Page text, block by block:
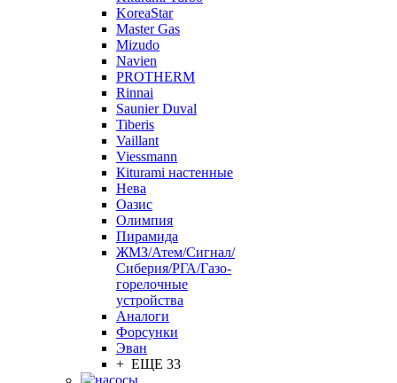
KoreaStar
Master Gas
Mizudo
Navien
PROTHERM
Rinnai
Saunier Duval
Tiberis
Vaillant
Viessmann
Кiturami настенные
Нева
Оазис
Олимпия
Пирамида
ЖМЗ/Атем/Сигнал/
Сиберия/РГА/Газо-
горелочные
устройства
Aналоги
Форсунки
Эван
+ ЕЩЕ 33